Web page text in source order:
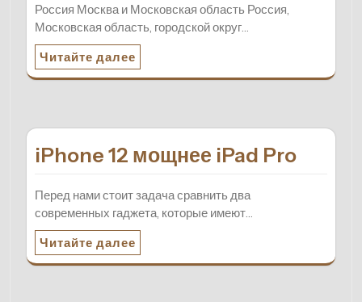
Россия Москва и Московская область Россия,
Московская область, городской округ…
Читайте далее
iPhone 12 мощнее iPad Pro
Перед нами стоит задача сравнить два
современных гаджета, которые имеют…
Читайте далее